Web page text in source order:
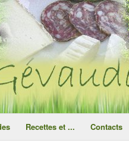
Recettes et ... Contacts